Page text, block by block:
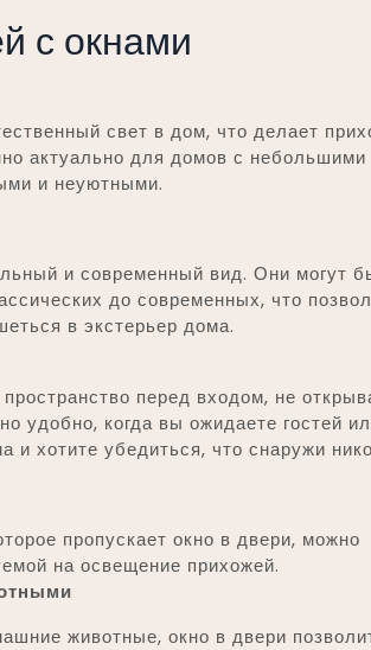
с окнами
свет в дом, что делает
актуально для домов с небольшими
и неуютными.
и современный вид. Они могут
до современных, что
в экстерьер дома.
перед входом, не
удобно, когда вы ожидаете гостей
и хотите убедиться, что снаружи
пропускает окно в двери, можно
на освещение прихожей.
животные, окно в двери